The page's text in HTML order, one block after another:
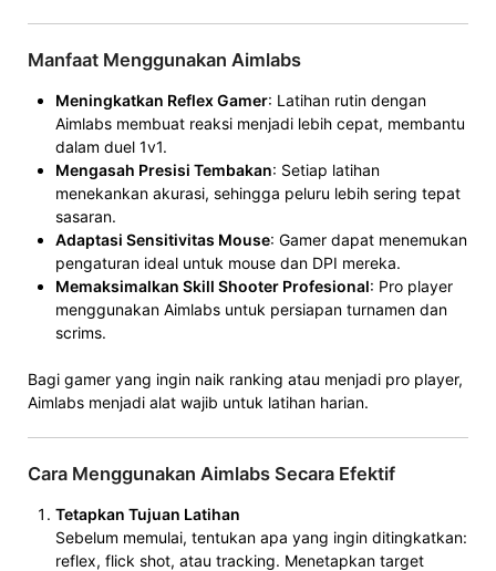
Manfaat Menggunakan Aimlabs
Meningkatkan Reflex Gamer: Latihan rutin dengan
Aimlabs membuat reaksi menjadi lebih cepat, membantu
dalam duel 1v1.
Mengasah Presisi Tembakan: Setiap latihan
menekankan akurasi, sehingga peluru lebih sering tepat
sasaran.
Adaptasi Sensitivitas Mouse: Gamer dapat menemukan
pengaturan ideal untuk mouse dan DPI mereka.
Memaksimalkan Skill Shooter Profesional: Pro player
menggunakan Aimlabs untuk persiapan turnamen dan
scrims.
Bagi gamer yang ingin naik ranking atau menjadi pro player,
Aimlabs menjadi alat wajib untuk latihan harian.
Cara Menggunakan Aimlabs Secara Efektif
Tetapkan Tujuan Latihan
Sebelum memulai, tentukan apa yang ingin ditingkatkan:
reflex, flick shot, atau tracking. Menetapkan target